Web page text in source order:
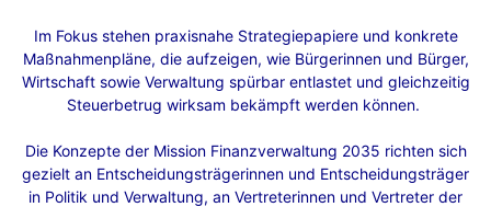
Im Fokus stehen praxisnahe Strategiepapiere und konkrete
Maßnahmenpläne, die aufzeigen, wie Bürgerinnen und Bürger,
Wirtschaft sowie Verwaltung spürbar entlastet und gleichzeitig
Steuerbetrug wirksam bekämpft werden können.
Die Konzepte der Mission Finanzverwaltung 2035 richten sich
gezielt an Entscheidungsträgerinnen und Entscheidungsträger
in Politik und Verwaltung, an Vertreterinnen und Vertreter der